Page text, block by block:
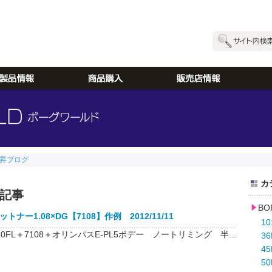
ブログ
事
トナー1.08×DG【7108】作例 2012/11/11
＋7108＋オリンパスE-PL5ボデー ノートリミング 半...
カ